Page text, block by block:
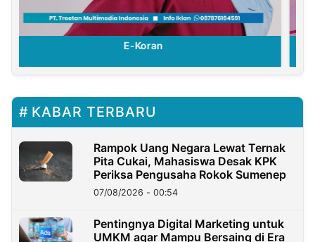
E-Koran
KABAR TERBARU
Rampok Uang Negara Lewat Ternak
Pita Cukai, Mahasiswa Desak KPK
Periksa Pengusaha Rokok Sumenep
07/08/2026 - 00:54
Pentingnya Digital Marketing untuk
UMKM agar Mampu Bersaing di Era